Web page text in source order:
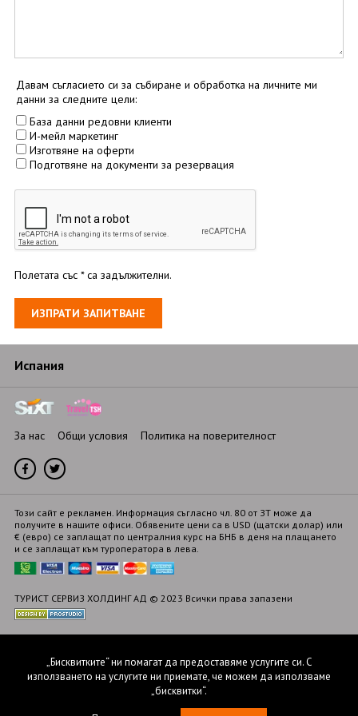
Давам съгласието си за събиране и обработка на личните ми
данни за следните цели:
База данни редовни клиенти
И-мейл маркетинг
Изготвяне на оферти
Подготвяне на документи за резервация
Полетата със * са задължителни.
Испания
За нас Общи условия Политика на поверителност
Този сайт е рекламен. Информация съгласно чл. 80 от ЗТ може да
получите в нашите офиси. Обявените цени са в USD (щатски долар) или
€ (евро) се заплащат по централния курс на БНБ в деня на плащането
и се заплащат към туроператора в лева.
ТУРИСТ СЕРВИЗ ХОЛДИНГ АД © 2023 Всички права запазени
„Бисквитките“ ни помагат да предоставяме услугите си. С
използването на услугите ни приемате, че можем да използваме
„бисквитки“.